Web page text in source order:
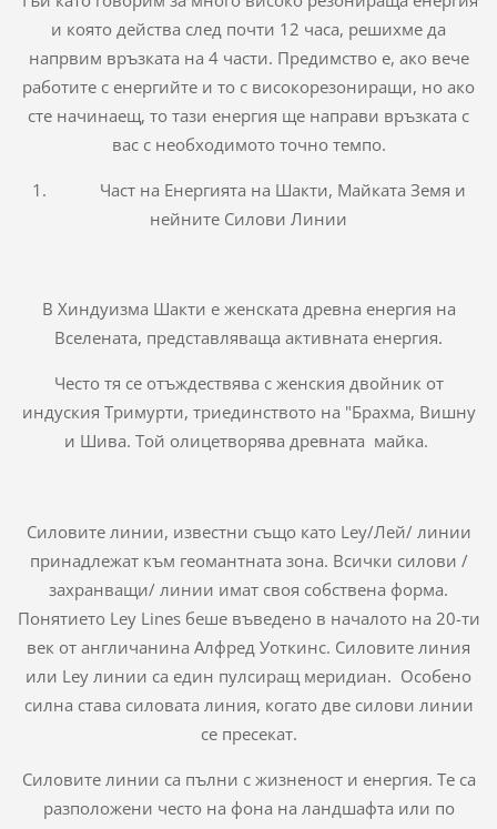
и която действа след почти 12 часа, решихме да
напрвим връзката на 4 части. Предимство е, ако вече
работите с енергийте и то с високорезониращи, но ако
сте начинаещ, то тази енергия ще направи връзката с
вас с необходимото точно темпо.
1. Част на Енергията на Шакти, Майката Земя и
нейните Силови Линии
В Хиндуизма Шакти е женската древна енергия на
Вселената, представляваща активната енергия.
Често тя се отъждествява с женския двойник от
индуския Тримурти, триединството на "Брахма, Вишну
и Шива. Той олицетворява древната майка.
Силовите линии, известни също като Ley/Лей/ линии
принадлежат към геомантната зона. Всички силови /
захранващи/ линии имат своя собствена форма.
Понятието Ley Lines беше въведено в началото на 20-ти
век от англичанина Алфред Уоткинс. Силовите линия
или Ley линии са един пулсиращ меридиан. Особено
силна става силовата линия, когато две силови линии
се пресекат.
Силовите линии са пълни с жизненост и енергия. Те са
разположени често на фона на ландшафта или по